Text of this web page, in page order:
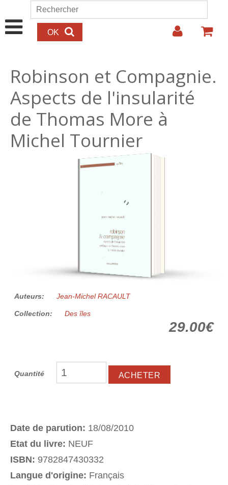
Aller au contenu principal
Formulaire de recherche
Rechercher
Robinson et Compagnie.
Aspects de l'insularité
de Thomas More à
Michel Tournier
Auteurs: Jean-Michel RACAULT
Collection: Des îles
29.00€
Quantité
Date de parution: 18/08/2010
Etat du livre: NEUF
ISBN: 9782847430332
Langue d'origine: Français